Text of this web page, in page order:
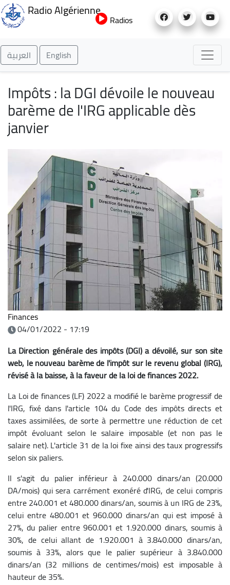
au
Radio Algérienne
Radios
العربية English
Impôts : la DGI dévoile le nouveau
barème de l'IRG applicable dès
janvier
Finances
04/01/2022 - 17:19
La Direction générale des impôts (DGI) a dévoilé, sur son site
web, le nouveau barème de l'impôt sur le revenu global (IRG),
révisé à la baisse, à la faveur de la loi de finances 2022.
La Loi de finances (LF) 2022 a modifié le barème progressif de
l'IRG, fixé dans l'article 104 du Code des impôts directs et
taxes assimilées, de sorte à permettre une réduction de cet
impôt évoluant selon le salaire imposable (et non pas le
salaire net). L'article 31 de la loi fixe ainsi des taux progressifs
selon six paliers.
Il s'agit du palier inférieur à 240.000 dinars/an (20.000
DA/mois) qui sera carrément exonéré d'IRG, de celui compris
entre 240.001 et 480.000 dinars/an, soumis à un IRG de 23%,
celui entre 480.001 et 960.000 dinars/an qui est imposé à
27%, du palier entre 960.001 et 1.920.000 dinars, soumis à
30%, de celui allant de 1.920.001 à 3.840.000 dinars/an,
soumis à 33%, alors que le palier supérieur à 3.840.000
dinars/an (32 millions de centimes/mois) est imposable à
hauteur de 35%.